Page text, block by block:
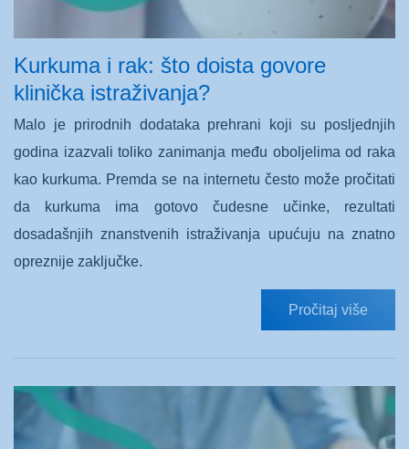
Kurkuma i rak: što doista govore
klinička istraživanja?
Malo je prirodnih dodataka prehrani koji su posljednjih
godina izazvali toliko zanimanja među oboljelima od raka
kao kurkuma. Premda se na internetu često može pročitati
da kurkuma ima gotovo čudesne učinke, rezultati
dosadašnjih znanstvenih istraživanja upućuju na znatno
opreznije zaključke.
Pročitaj više